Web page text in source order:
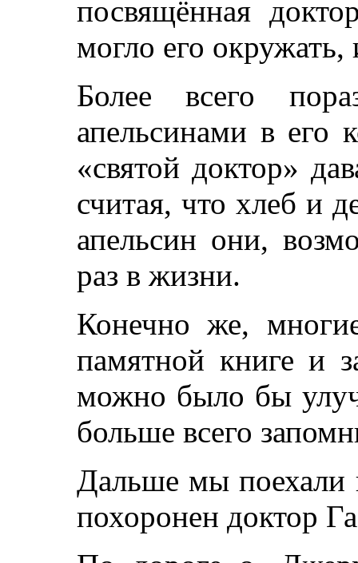
посвящённая
могло его
Более всего
апельсинами в его
«святой доктор»
считая, что хлеб и
апельсин они,
раз в жизни.
Конечно же,
памятной книге и
можно было бы
больше всего
Дальше мы поехали
похоронен доктор